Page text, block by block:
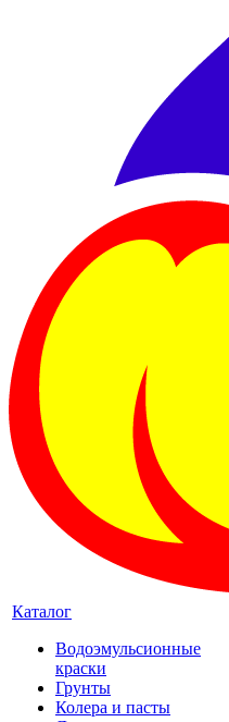
Каталог
Водоэмульсионные
краски
Грунты
Колера и пасты